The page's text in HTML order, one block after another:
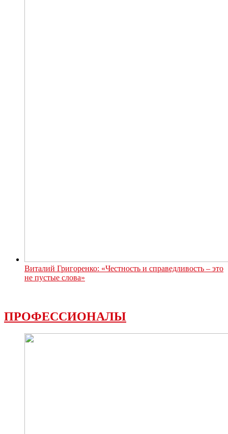
Виталий Григоренко: «Честность и справедливость – это
не пустые слова»
ПРОФЕССИОНАЛЫ